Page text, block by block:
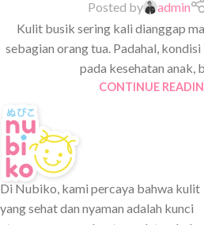
Posted by admin
Kulit busik sering kali dianggap
sebagian orang tua. Padahal,
pada kesehatan anak,
CONTINUE
Di Nubiko, kami percaya bahwa kulit
yang sehat dan nyaman adalah kunci